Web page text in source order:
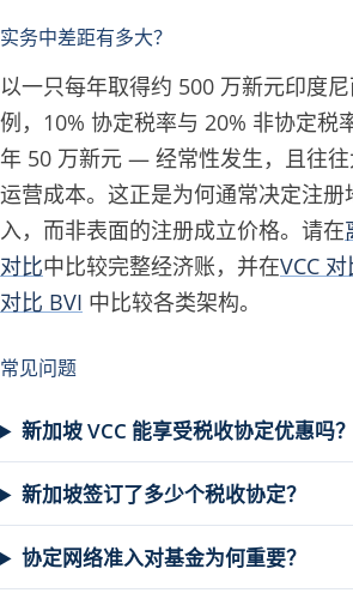
实务中差距有多大？
以一只每年取得约 500 万新元印度
例，10% 协定税率与 20% 非协定税
年 50 万新元 — 经常性发生，且往
运营成本。这正是为何通常决定注
入，而非表面的注册成立价格。请在
对比中比较完整经济账，并在VCC
对比 BVI 中比较各类架构。
常见问题
新加坡 VCC 能享受税收协定优惠吗？
新加坡签订了多少个税收协定？
协定网络准入对基金为何重要？